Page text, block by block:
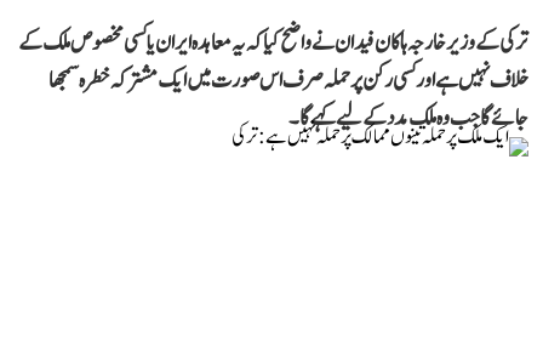
ترکی کے وزیر خارجہ ہاکان فیدان نے واضح کیا کہ یہ معاہدہ ایران یا کسی مخصوص ملک کے
خلاف نہیں ہے اور کسی رکن پر حملہ صرف اس صورت میں ایک مشترکہ خطرہ سمجھا
جائے گا جب وہ ملک مدد کے لیے کہے گا۔